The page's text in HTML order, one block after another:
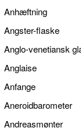
Anhæftning
Angster-flaske
Anglo-venetiansk
Anglaise
Anfange
Aneroidbarometer
Andreasmønter